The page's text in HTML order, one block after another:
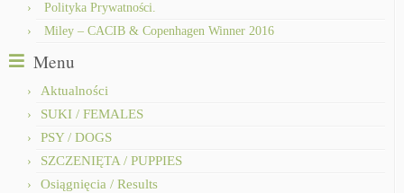
Polityka Prywatności.
Miley – CACIB & Copenhagen Winner 2016
Menu
Aktualności
SUKI / FEMALES
PSY / DOGS
SZCZENIĘTA / PUPPIES
Osiągnięcia / Results